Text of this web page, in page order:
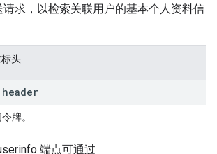
求，以检索关联用户的基本个人资料信
头
牌。
端点可通过